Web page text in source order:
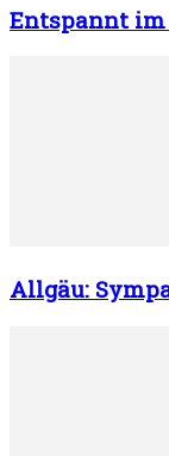
Entspannt
Allgäu: